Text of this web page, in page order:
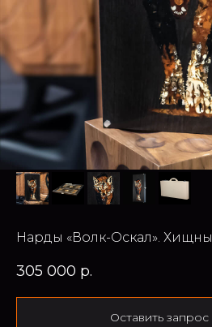
Нарды «Волк-Оскал».
305 000 р.
Оставить запрос